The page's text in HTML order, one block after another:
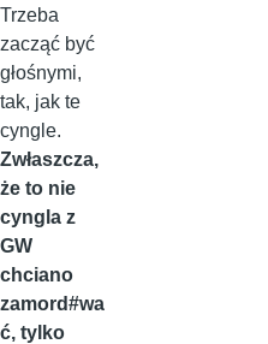
Trzeba
zacząć być
głośnymi,
tak, jak te
cyngle.
Zwłaszcza,
że to nie
cyngla z
GW
chciano
zamord#wa
ć, tylko